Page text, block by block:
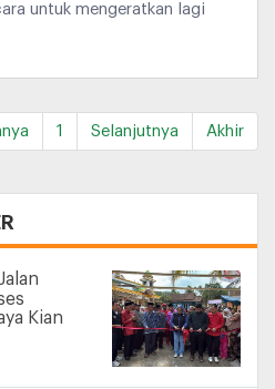
untuk mengeratkan lagi
1 Selanjutnya Akhir
Kian